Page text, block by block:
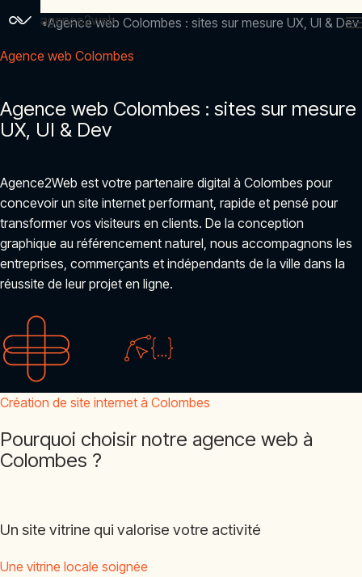
agence2web
Accueil Agence web Colombes : sites sur mesure UX, UI & Dev
Agence web Colombes
Agence web Colombes : sites sur mesure
UX, UI & Dev
Agence2Web est votre partenaire digital à Colombes pour
concevoir un site internet performant, rapide et pensé pour
transformer vos visiteurs en clients. De la conception
graphique au référencement naturel, nous accompagnons les
entreprises, commerçants et indépendants de la ville dans la
réussite de leur projet en ligne.
Création de site internet à Colombes
Pourquoi choisir notre agence web à
Colombes ?
Un site vitrine qui valorise votre activité
Une vitrine locale soignée